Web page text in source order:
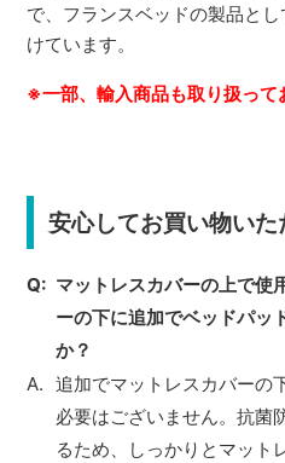
で、フランスベッドの製品と
けています。
※一部、輸入商品も取り扱って
安心してお買い物いた
マットレスカバーの上で使
ーの下に追加でベッドパッ
か？
追加でマットレスカバーの
必要はございません。抗菌
るため、しっかりとマット